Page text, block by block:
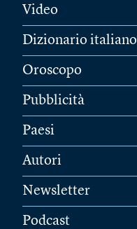
Video
Dizionario italiano
Oroscopo
Pubblicità
Paesi
Autori
Newsletter
Podcast